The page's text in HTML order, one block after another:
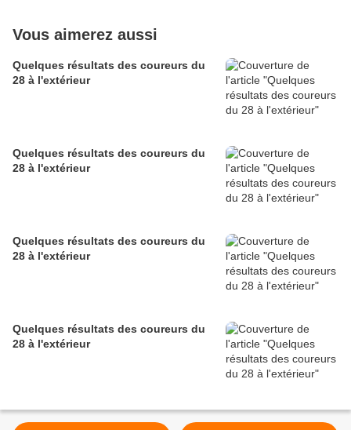
Vous aimerez aussi
Quelques résultats des coureurs du
28 à l'extérieur
Quelques résultats des coureurs du
28 à l'extérieur
Quelques résultats des coureurs du
28 à l'extérieur
Quelques résultats des coureurs du
28 à l'extérieur